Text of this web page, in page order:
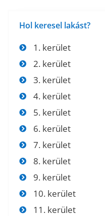
Hol keresel lakást?
1. kerület
2. kerület
3. kerület
4. kerület
5. kerület
6. kerület
7. kerület
8. kerület
9. kerület
10. kerület
11. kerület